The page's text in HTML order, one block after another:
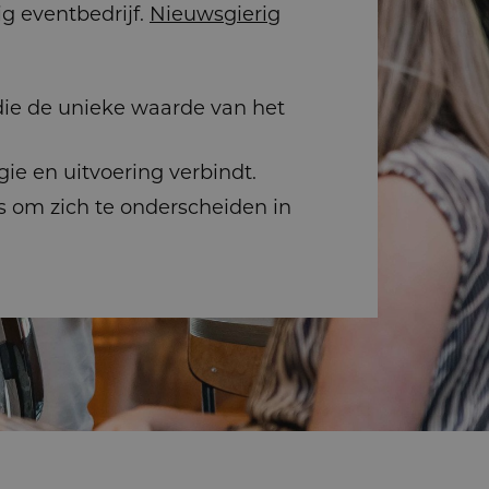
eventbedrijf. Nieuwsgierig
de unieke waarde van het
en uitvoering verbindt.
om zich te onderscheiden in